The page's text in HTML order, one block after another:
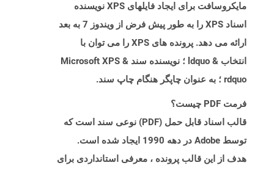
مایکروسافت برای ایجاد فایلهای XPS نویسنده
اسناد XPS را به طور پیش فرض از ویندوز 7 به بعد
ارائه می دهد. پرونده های XPS را می توان با
انتخاب & ldquo ؛ نویسنده سند Microsoft XPS &
rdquo ؛ به عنوان چاپگر هنگام چاپ سند.
فرمت PDF چیست؟
قالب اسناد قابل حمل (PDF) نوعی سند است که
توسط Adobe در دهه 1990 ایجاد شده است.
هدف از این قالب پرونده ، معرفی استانداردی برای